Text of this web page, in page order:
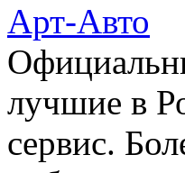
Арт-Авто
лучшие в
сервис.